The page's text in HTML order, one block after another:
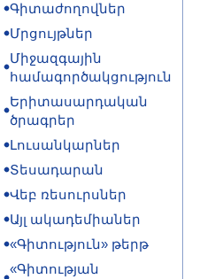
Գիտաժողովներ
Մրցույթներ
Միջազգային
համագործակցություն
Երիտասարդական
ծրագրեր
Լուսանկարներ
Տեսադարան
Վեբ ռեսուրսներ
Այլ ակադեմիաներ
«Գիտություն» թերթ
«Գիտության